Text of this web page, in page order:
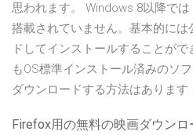
思われます。 Windows 8以降で
搭載されていません。基本的に
ドしてインストールすることが
もOS標準インストール済みのソ
ダウンロードする方法はあります
Firefox用の無料の映画ダウンロ